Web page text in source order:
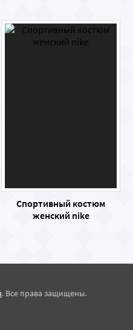
Спортивный костюм
женский nike
. Все права защищены.